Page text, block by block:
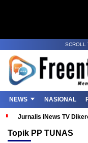
SCROLL
NEWS NASIONAL
Jurnalis iNews TV
Topik PP TUNAS